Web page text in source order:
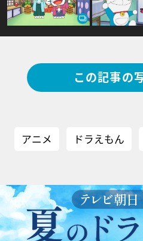
この記事の
アニメ ドラえもん